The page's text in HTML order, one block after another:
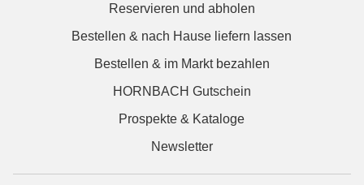
Reservieren und abholen
Bestellen & nach Hause liefern lassen
Bestellen & im Markt bezahlen
HORNBACH Gutschein
Prospekte & Kataloge
Newsletter